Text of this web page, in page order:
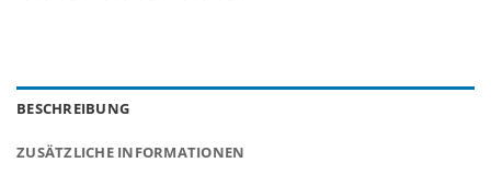
BESCHREIBUNG
ZUSÄTZLICHE INFORMATIONEN